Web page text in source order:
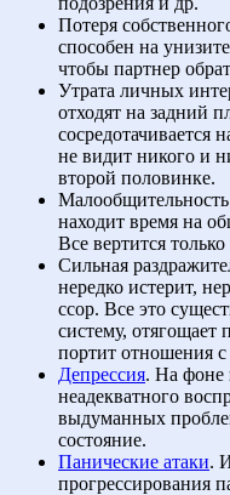
Потеря
способен на
чтобы партнер
Утрата личных
отходят на задний
сосредотачивается
не видит никого и
второй половинке.
находит время на
Все вертится
Сильная
нередко истерит,
ссор. Все это
систему, отягощает
портит отношения
Депрессия. На фоне
неадекватного
выдуманных
состояние.
Панические атаки.
прогрессирования